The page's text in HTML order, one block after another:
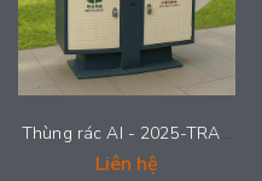
Thùng rác AI - 2025-TRAI-005
Liên hệ